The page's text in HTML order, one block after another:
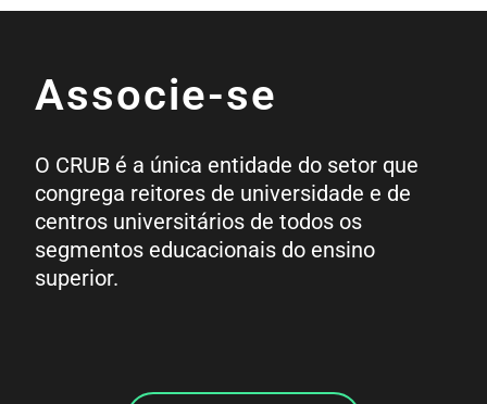
Associe-se
O CRUB é a única entidade do setor que
congrega reitores de universidade e de
centros universitários de todos os
segmentos educacionais do ensino
superior.